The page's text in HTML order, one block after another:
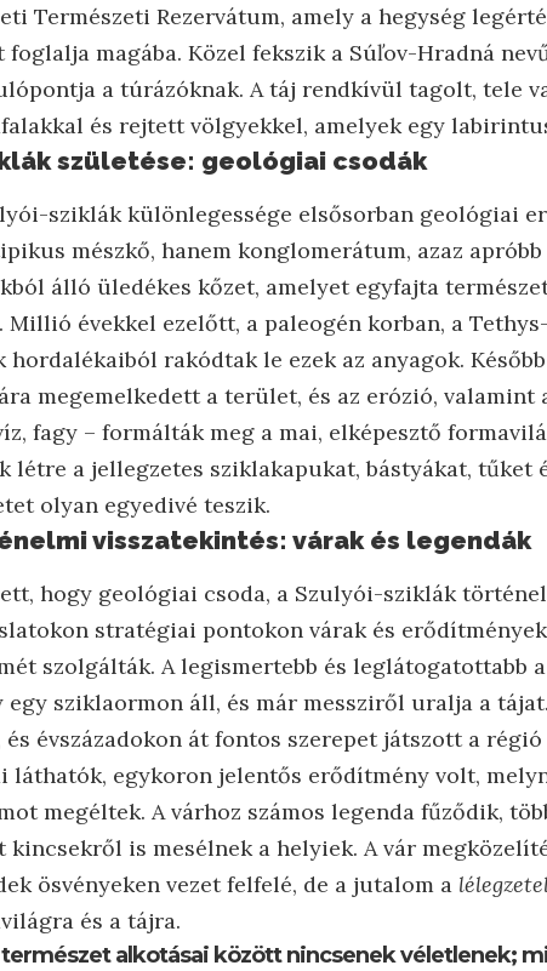
Természeti Rezervátum, amely a hegység
foglalja magába. Közel fekszik a Súľov-Hradná
a túrázóknak. A táj rendkívül tagolt, tele
és rejtett völgyekkel, amelyek egy
születése: geológiai csodák
sziklák különlegessége elsősorban geológiai
mészkő, hanem konglomerátum, azaz
álló üledékes kőzet, amelyet egyfajta
Millió évekkel ezelőtt, a paleogén korban, a
hordalékaiból rakódtak le ezek az anyagok.
megemelkedett a terület, és az erózió, valamint
fagy – formálták meg a mai, elképesztő
létre a jellegzetes sziklakapukat, bástyákat, tűket
olyan egyedivé teszik.
visszatekintés: várak és legendák
hogy geológiai csoda, a Szulyói-sziklák
stratégiai pontokon várak és
szolgálták. A legismertebb és leglátogatottabb a
egy sziklaormon áll, és már messziről uralja a
évszázadokon át fontos szerepet játszott a
láthatók, egykoron jelentős erődítmény volt,
megéltek. A várhoz számos legenda fűződik,
kincsekről is mesélnek a helyiek. A vár
ösvényeken vezet felfelé, de a jutalom a
és a tájra.
természet alkotásai között nincsenek véletlenek;